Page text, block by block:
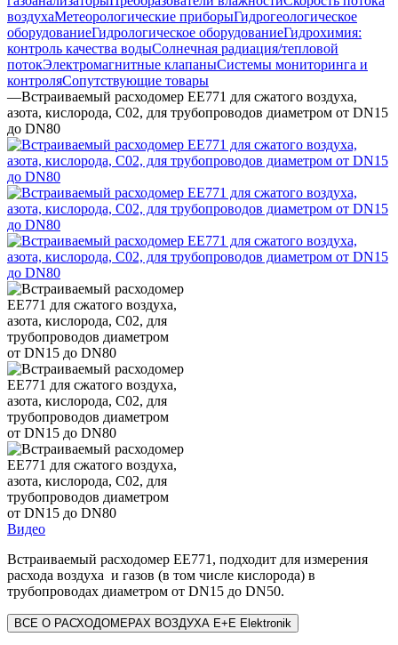
воздухаМетеорологические приборыГидрогеологическое
оборудованиеГидрологическое оборудованиеГидрохимия:
контроль качества водыСолнечная радиация/тепловой
потокЭлектромагнитные клапаныСистемы мониторинга и
контроляСопутствующие товары
—Встраиваемый расходомер EE771 для сжатого воздуха,
азота, кислорода, С02, для трубопроводов диаметром от DN15
до DN80
Видео
Встраиваемый расходомер EE771, подходит для измерения
расхода воздуха и газов (в том числе кислорода) в
трубопроводах диаметром от DN15 до DN50.
ВСЕ О РАСХОДОМЕРАХ ВОЗДУХА E+E Elektronik